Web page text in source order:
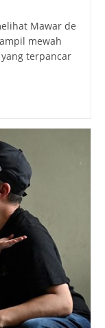
Mawar de
mewah
terpancar